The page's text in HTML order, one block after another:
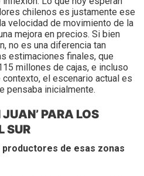
chilenos es justamente ese
velocidad de movimiento de la
mejora en precios. Si bien
no es una diferencia tan
estimaciones finales, que
millones de cajas, e incluso
contexto, el escenario actual es
pensaba inicialmente.
PARA LOS
SUR
de esas zonas